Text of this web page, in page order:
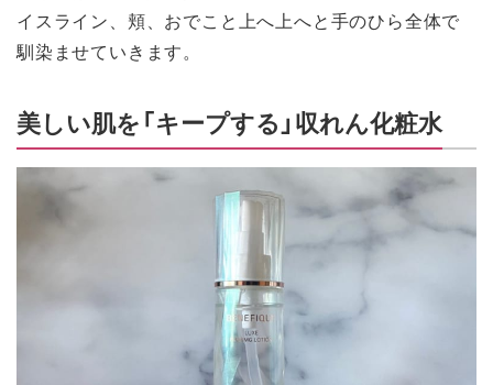
イスライン、頬、おでこと上へ上へと手のひら全体で
馴染ませていきます。
美しい肌を「キープする」収れん化粧水